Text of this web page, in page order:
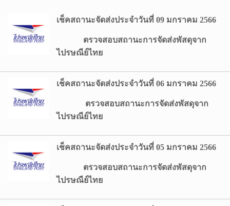
เช็คสถานะจัดส่งประจำวันที่ 09 มกราคม 2566
ตรวจสอบสถานะการจัดส่งพัสดุจาก
ไปรษณีย์ไทย
เช็คสถานะจัดส่งประจำวันที่ 06 มกราคม 2566
ตรวจสอบสถานะการจัดส่งพัสดุจาก
ไปรษณีย์ไทย
เช็คสถานะจัดส่งประจำวันที่ 05 มกราคม 2566
ตรวจสอบสถานะการจัดส่งพัสดุจาก
ไปรษณีย์ไทย